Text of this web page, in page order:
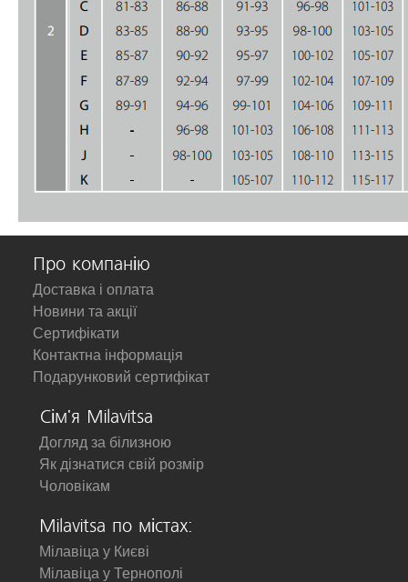
Про компанію
Доставка і оплата
Новини та акції
Сертифікати
Контактна інформація
Подарунковий сертифікат
Сім'я Milavitsa
Догляд за білизною
Як дізнатися свій розмір
Чоловікам
Milavitsa по містах:
Мілавіца у Києві
Мілавіца у Тернополі